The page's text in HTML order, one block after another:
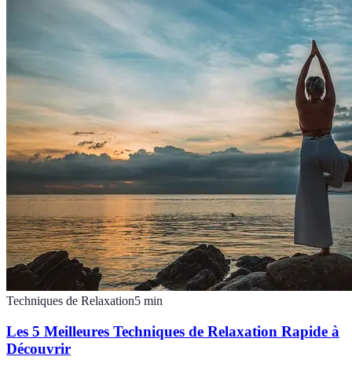
Techniques de Relaxation5 min
Les 5 Meilleures Techniques de Relaxation Rapide à
Découvrir